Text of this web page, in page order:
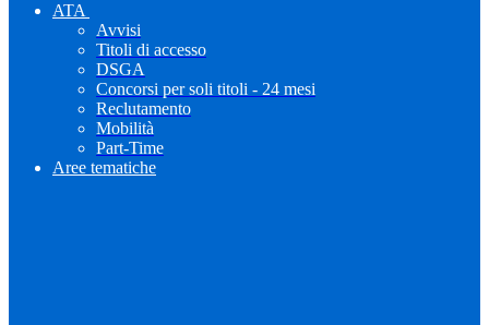
ATA
Avvisi
Titoli di accesso
DSGA
Concorsi per soli titoli - 24 mesi
Reclutamento
Mobilità
Part-Time
Aree tematiche